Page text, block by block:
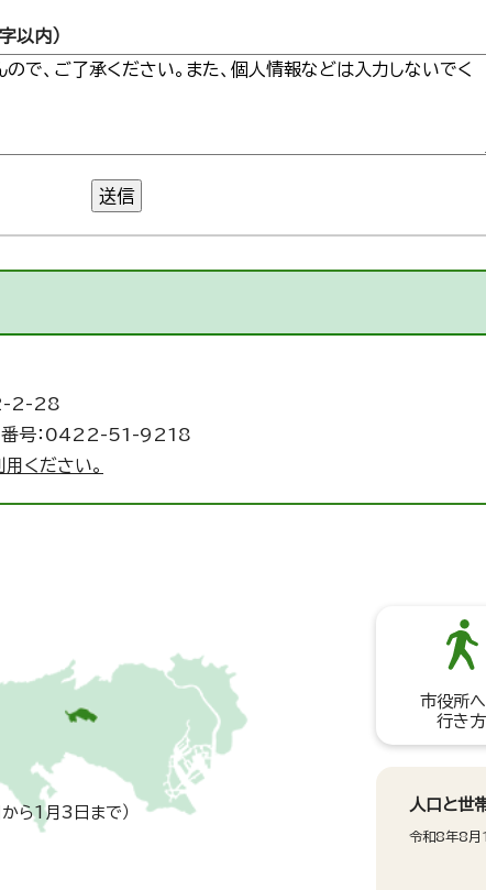
以内）
送信
2-28
号：0422-51-9218
ください。
ら1月3日まで）
市役所
行き方
人口と世
令和8年8月